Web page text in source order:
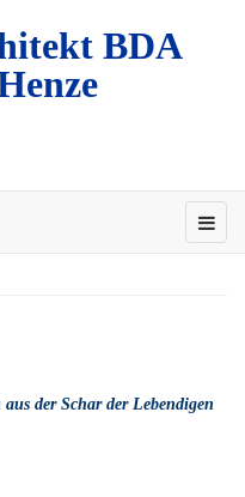
BDA
der Schar der Lebendigen